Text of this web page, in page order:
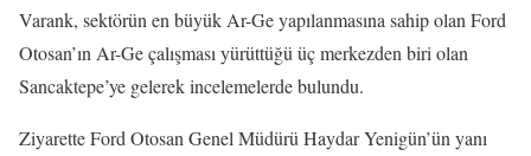
Varank, sektörün en büyük Ar-Ge yapılanmasına sahip olan Ford
Otosan’ın Ar-Ge çalışması yürüttüğü üç merkezden biri olan
Sancaktepe’ye gelerek incelemelerde bulundu.
Ziyarette Ford Otosan Genel Müdürü Haydar Yenigün’ün yanı